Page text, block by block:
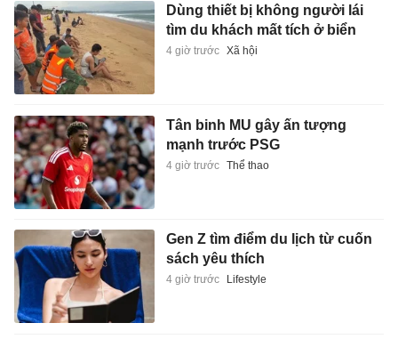
Dùng thiết bị không người lái
tìm du khách mất tích ở biển
4 giờ trước Xã hội
Tân binh MU gây ấn tượng
mạnh trước PSG
4 giờ trước Thể thao
Gen Z tìm điểm du lịch từ cuốn
sách yêu thích
4 giờ trước Lifestyle